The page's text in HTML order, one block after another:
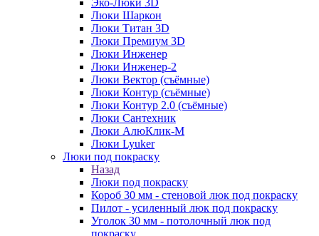
Эко-Люки 3D
Люки Шаркон
Люки Титан 3D
Люки Премиум 3D
Люки Инженер
Люки Инженер-2
Люки Вектор (съёмные)
Люки Контур (съёмные)
Люки Контур 2.0 (съёмные)
Люки Сантехник
Люки АлюКлик-М
Люки Lyuker
Люки под покраску
Назад
Люки под покраску
Короб 30 мм - стеновой люк под покраску
Пилот - усиленный люк под покраску
Уголок 30 мм - потолочный люк под
покраску